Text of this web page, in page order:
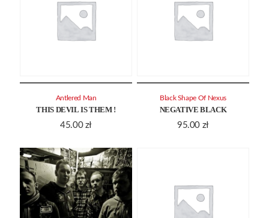
THIS DEVIL IS THEM !
45.00 zł
Antlered Man
NEGATIVE BLACK
95.00 zł
Black Shape Of Nexus